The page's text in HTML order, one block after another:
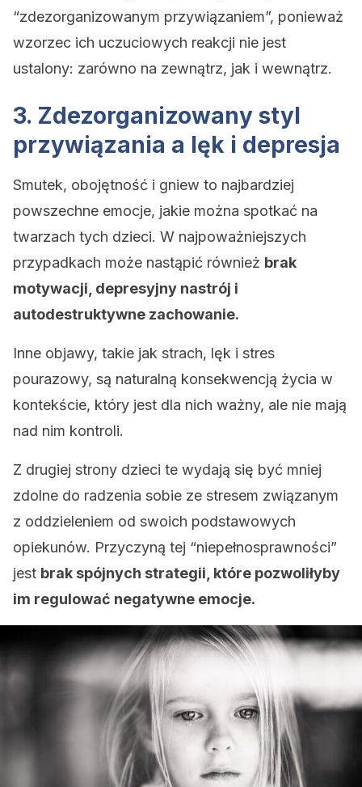
“zdezorganizowanym przywiązaniem”, ponieważ
wzorzec ich uczuciowych reakcji nie jest
ustalony: zarówno na zewnątrz, jak i wewnątrz.
3. Zdezorganizowany styl
przywiązania a lęk i depresja
Smutek, obojętność i gniew to najbardziej
powszechne emocje, jakie można spotkać na
twarzach tych dzieci. W najpoważniejszych
przypadkach może nastąpić również brak
motywacji, depresyjny nastrój i
autodestruktywne zachowanie.
Inne objawy, takie jak strach, lęk i stres
pourazowy, są naturalną konsekwencją życia w
kontekście, który jest dla nich ważny, ale nie mają
nad nim kontroli.
Z drugiej strony dzieci te wydają się być mniej
zdolne do radzenia sobie ze stresem związanym
z oddzieleniem od swoich podstawowych
opiekunów. Przyczyną tej “niepełnosprawności”
jest brak spójnych strategii, które pozwoliłyby
im regulować negatywne emocje.